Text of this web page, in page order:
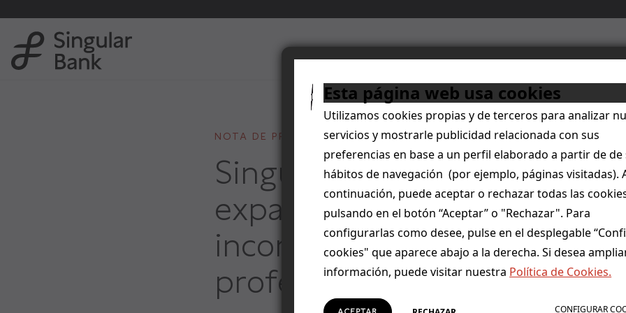
Esta página web usa cookies
Utilizamos cookies propias y de terceros para analizar
servicios y mostrarle publicidad relacionada con sus
preferencias en base a un perfil elaborado a partir de de
hábitos de navegación (por ejemplo, páginas visitadas).
continuación, puede aceptar o rechazar todas las
pulsando en el botón “Aceptar” o "Rechazar". Para
configurarlas como desee, pulse en el desplegable
cookies" que aparece abajo a la derecha. Si desea
información, puede visitar nuestra Política de Cookies.
CONFIGURAR
NOTA DE PRENSA
Singular Bank refuerza su
expansión territorial con la
incorporación de ocho
profesionales